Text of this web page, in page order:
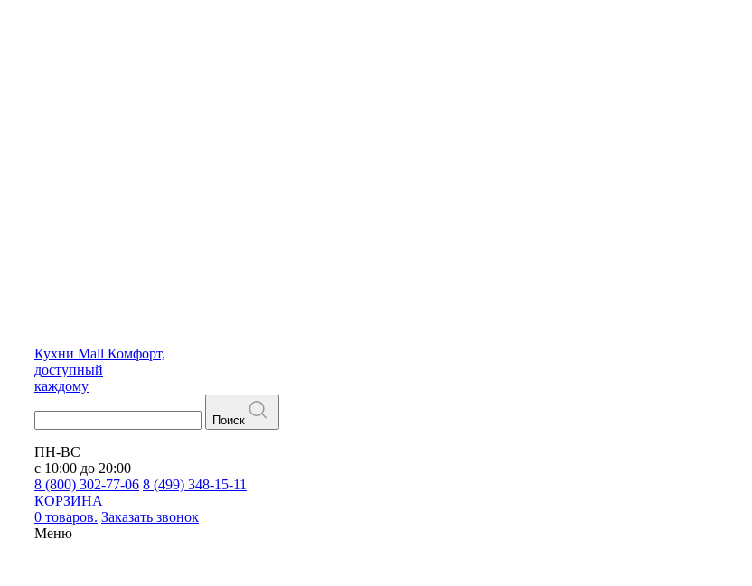
Кухни Mall Комфорт,
доступный
каждому
Поиск
ПН-ВС
с 10:00 до 20:00
8 (800) 302-77-06 8 (499) 348-15-11
КОРЗИНА
0 товаров. Заказать звонок
Меню